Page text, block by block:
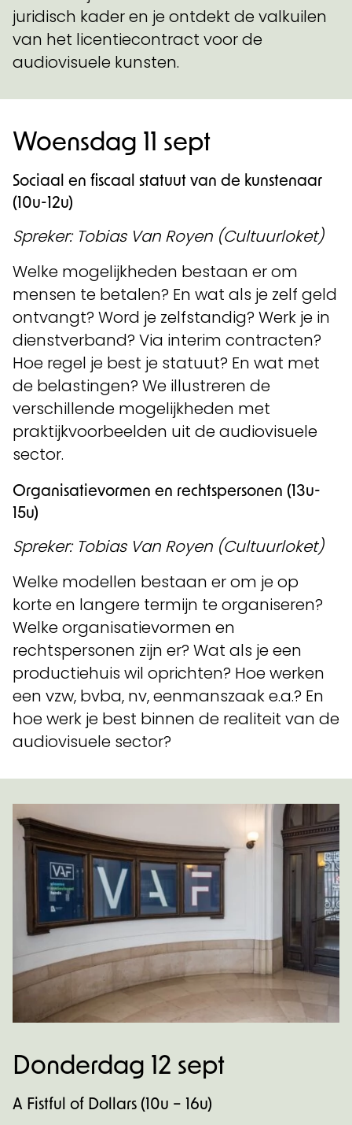
juridisch kader en je ontdekt de valkuilen
van het licentiecontract voor de
audiovisuele kunsten.
Woensdag 11 sept
Sociaal en fiscaal statuut van de kunstenaar
(10u-12u)
Spreker: Tobias Van Royen (Cultuurloket)
Welke mogelijkheden bestaan er om
mensen te betalen? En wat als je zelf geld
ontvangt? Word je zelfstandig? Werk je in
dienstverband? Via interim contracten?
Hoe regel je best je statuut? En wat met
de belastingen? We illustreren de
verschillende mogelijkheden met
praktijkvoorbeelden uit de audiovisuele
sector.
Organisatievormen en rechtspersonen (13u-
15u)
Spreker: Tobias Van Royen (Cultuurloket)
Welke modellen bestaan er om je op
korte en langere termijn te organiseren?
Welke organisatievormen en
rechtspersonen zijn er? Wat als je een
productiehuis wil oprichten? Hoe werken
een vzw, bvba, nv, eenmanszaak e.a.? En
hoe werk je best binnen de realiteit van de
audiovisuele sector?
Donderdag 12 sept
A Fistful of Dollars (10u – 16u)